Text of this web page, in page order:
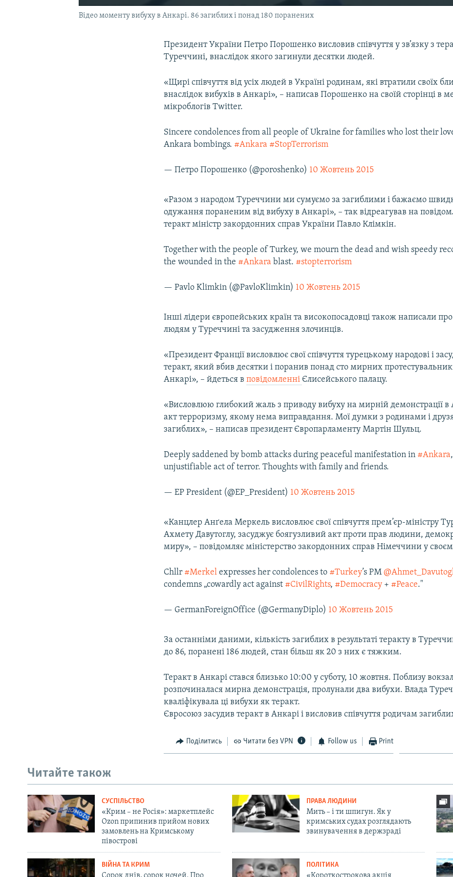
Відео моменту вибуху в Анкарі. 86 загиблих і понад 180 поранених
Президент України Петро Порошенко висловив співчуття у зв’язку з
Туреччині, внаслідок якого загинули десятки людей.
«Щирі співчуття від усіх людей в Україні родинам, які втратили своїх
внаслідок вибухів в Анкарі», – написав Порошенко на своїй сторінці в
мікроблогів Twitter.
Sincere condolences from all people of Ukraine for families who lost their
Ankara bombings. #Ankara #StopTerrorism
— Петро Порошенко (@poroshenko) 10 Жовтень 2015
«Разом з народом Туреччини ми сумуємо за загиблими і бажаємо
одужання пораненим від вибуху в Анкарі», – так відреагував на
теракт міністр закордонних справ України Павло Клімкін.
Together with the people of Turkey, we mourn the dead and wish speedy
the wounded in the #Ankara blast. #stopterrorism
— Pavlo Klimkin (@PavloKlimkin) 10 Жовтень 2015
Інші лідери європейських країн та високопосадовці також написали про
людям у Туреччині та засудження злочинців.
«Президент Франції висловлює свої співчуття турецькому народові і
теракт, який вбив десятки і поранив понад сто мирних
Анкарі», – йдеться вповідомленні Єлисейського палацу.
«Висловлюю глибокий жаль з приводу вибуху на мирній демонстрації в
акт терроризму, якому нема виправдання. Мої думки з родинами і
загиблих», – написав президент Європарламенту Мартін Шульц.
Deeply saddened by bomb attacks during peaceful manifestation in #Ankara
unjustifiable act of terror. Thoughts with family and friends.
— EP President (@EP_President) 10 Жовтень 2015
«Канцлер Анґела Меркель висловлює свої співчуття прем’єр-міністру
Ахмету Давутоглу, засуджує боягузливий акт проти прав людини,
миру», – повідомляє міністерство закордонних справ Німеччини у
Chllr #Merkel expresses her condolences to #Turkey’s PM
condemns „cowardly act against #CivilRights, #Democracy + #Peace."
— GermanForeignOffice (@GermanyDiplo) 10 Жовтень 2015
За останніми даними, кількість загиблих в результаті теракту в
до 86, поранені 186 людей, стан більш як 20 з них є тяжким.
Теракт в Анкарі стався близько 10:00 у суботу, 10 жовтня. Поблизу
розпочиналася мирна демонстрація, пролунали два вибухи. Влада
кваліфікувала ці вибухи як теракт.
Євросоюз засудив теракт в Анкарі і висловив співчуття родичам
Поділитись Читати без VPN Follow us Print
Читайте також
СУСПІЛЬСТВО
«Крим – не Росія»: маркетплейс
Ozon припинив прийом нових
замовлень на Кримському
півострові
ПРАВА ЛЮДИНИ
Мить – і ти шпигун. Як у
кримських судах розглядають
звинувачення в держзраді
ВІЙНА ТА КРИМ
Сорок днів, сорок ночей. Про
ПОЛІТИКА
«Короткострокова акція